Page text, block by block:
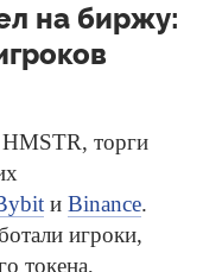
на биржу:
HMSTR, торги
и Binance.
игроки,
токена,